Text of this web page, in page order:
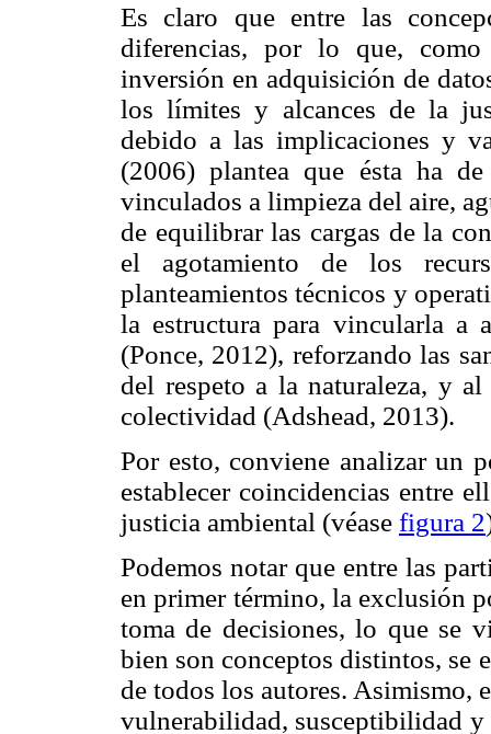
Es claro que entre las
diferencias, por lo que,
inversión en adquisición de
los límites y alcances de la
debido a las implicaciones y
(2006) plantea que ésta ha
vinculados a limpieza del aire,
de equilibrar las cargas de la
el agotamiento de los
planteamientos técnicos y
la estructura para vincularla a
(Ponce, 2012), reforzando las
del respeto a la naturaleza, y
colectividad (Adshead, 2013).
Por esto, conviene analizar un
establecer coincidencias entre
justicia ambiental (véase figura 2
Podemos notar que entre las
en primer término, la exclusión
toma de decisiones, lo que se
bien son conceptos distintos, se
de todos los autores. Asimismo,
vulnerabilidad, susceptibilidad y